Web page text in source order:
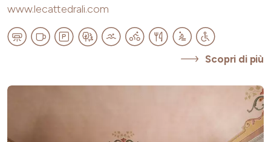
www.lecattedrali.com
Scopri di più